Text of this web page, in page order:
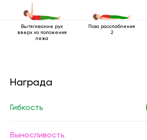
Вытягивание рук
вверх из положения
лежа
Поза расслабления
2
Награда
Гибкость
Выносливость